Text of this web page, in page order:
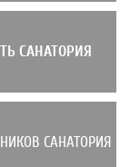
САНАТОРИЯ
САНАТОРИЯ